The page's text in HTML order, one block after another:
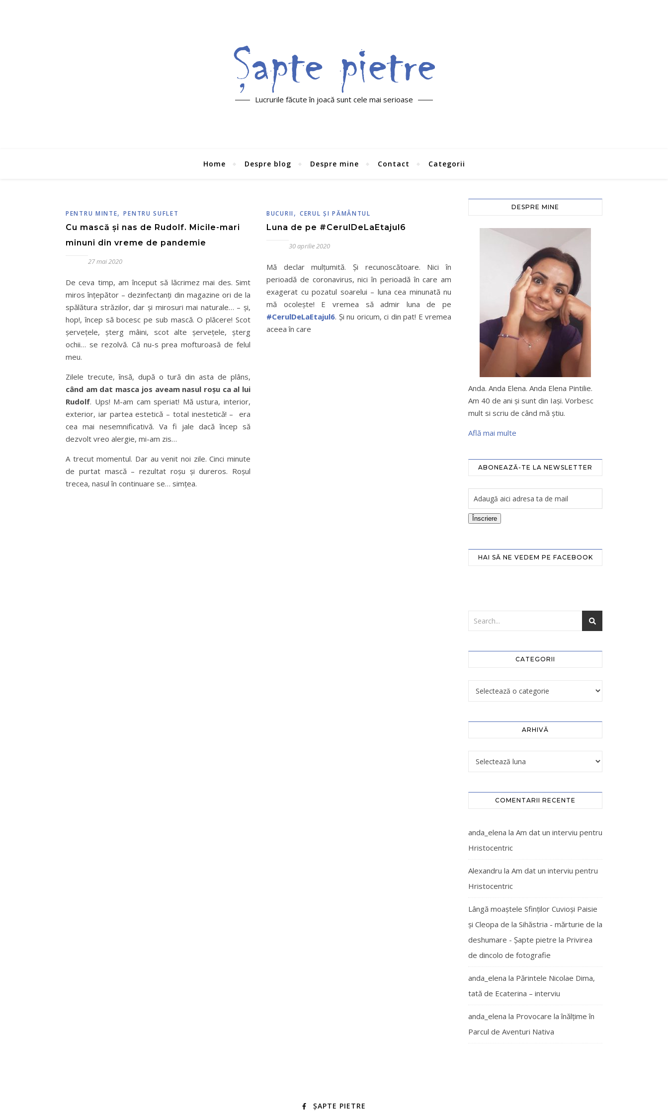
Lucrurile făcute în joacă sunt cele mai serioase
Home Despre blog Despre mine Contact Categorii
PENTRU MINTE,PENTRU SUFLET
Cu mască și nas de Rudolf. Micile-mari
minuni din vreme de pandemie
27 mai 2020
De ceva timp, am început să lăcrimez mai des. Simt
miros înțepător – dezinfectanți din magazine ori de la
spălătura străzilor, dar și mirosuri mai naturale… – și,
hop!, încep să bocesc pe sub mască. O plăcere! Scot
șervețele, șterg mâini, scot alte șervețele, șterg
ochii… se rezolvă. Că nu-s prea mofturoasă de felul
meu.
Zilele trecute, însă, după o tură din asta de plâns,
când am dat masca jos aveam nasul roșu ca al lui
Rudolf. Ups! M-am cam speriat! Mă ustura, interior,
exterior, iar partea estetică – total inestetică! – era
cea mai nesemnificativă. Va fi jale dacă încep să
dezvolt vreo alergie, mi-am zis…
A trecut momentul. Dar au venit noi zile. Cinci minute
de purtat mască – rezultat roșu și dureros. Roșul
trecea, nasul în continuare se… simțea.
BUCURII , CERUL ŞI PĂMÂNTUL
Luna de pe #CerulDeLaEtajul6
30 aprilie 2020
Mă declar mulțumită. Și recunoscătoare. Nici în
perioadă de coronavirus, nici în perioadă în care am
exagerat cu pozatul soarelui – luna cea minunată nu
mă ocolește! E vremea să admir luna de pe
#CerulDeLaEtajul6. Și nu oricum, ci din pat! E vremea
aceea în care
DESPRE MINE
Anda. Anda Elena. Anda Elena Pintilie.
Am 40 de ani şi sunt din Iaşi. Vorbesc
mult si scriu de când mă ştiu.
Află mai multe
ABONEAZĂ-TE LA NEWSLETTER
Înscriere
HAI SĂ NE VEDEM PE FACEBOOK
CATEGORII
ARHIVĂ
COMENTARII RECENTE
anda_elena la Am dat un interviu pentru
Hristocentric
Alexandru la Am dat un interviu pentru
Hristocentric
Lângă moaștele Sfinților Cuvioși Paisie
și Cleopa de la Sihăstria - mărturie de la
deshumare - Şapte pietre la Privirea
de dincolo de fotografie
anda_elena la Părintele Nicolae Dima,
tată de Ecaterina – interviu
anda_elena la Provocare la înălțime în
Parcul de Aventuri Nativa
ȘAPTE PIETRE